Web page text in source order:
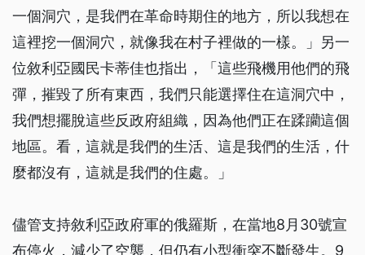
一個洞穴，是我們在革命時期住的地方，所以我想在
這裡挖一個洞穴，就像我在村子裡做的一樣。」另一
位敘利亞國民卡蒂佳也指出，「這些飛機用他們的飛
彈，摧毀了所有東西，我們只能選擇住在這洞穴中，
我們想擺脫這些反政府組織，因為他們正在蹂躪這個
地區。看，這就是我們的生活、這是我們的生活，什
麼都沒有，這就是我們的住處。」
儘管支持敘利亞政府軍的俄羅斯，在當地8月30號宣
布停火，減少了空襲，但仍有小型衝突不斷發生。9